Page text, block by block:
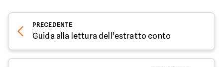
PRECEDENTE
Guida alla lettura dell'estratto conto